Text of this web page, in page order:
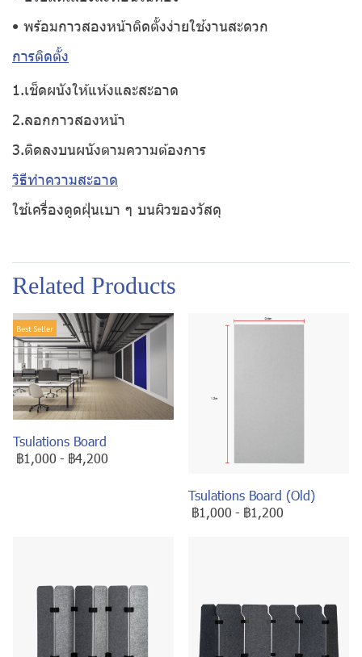
• พร้อมกาวสองหน้าติดตั้งง่ายใช้งานสะดวก
การติดตั้ง
1.เช็ดผนังให้แห้งและสะอาด
2.ลอกกาวสองหน้า
3.ติดลงบนผนังตามความต้องการ
วิธีทำความสะอาด
ใช้เครื่องดูดฝุ่นเบา ๆ บนผิวของวัสดุ
Related Products
Best Seller
Tsulations Board
฿1,000 - ฿4,200
Tsulations Board (Old)
฿1,000 - ฿1,200